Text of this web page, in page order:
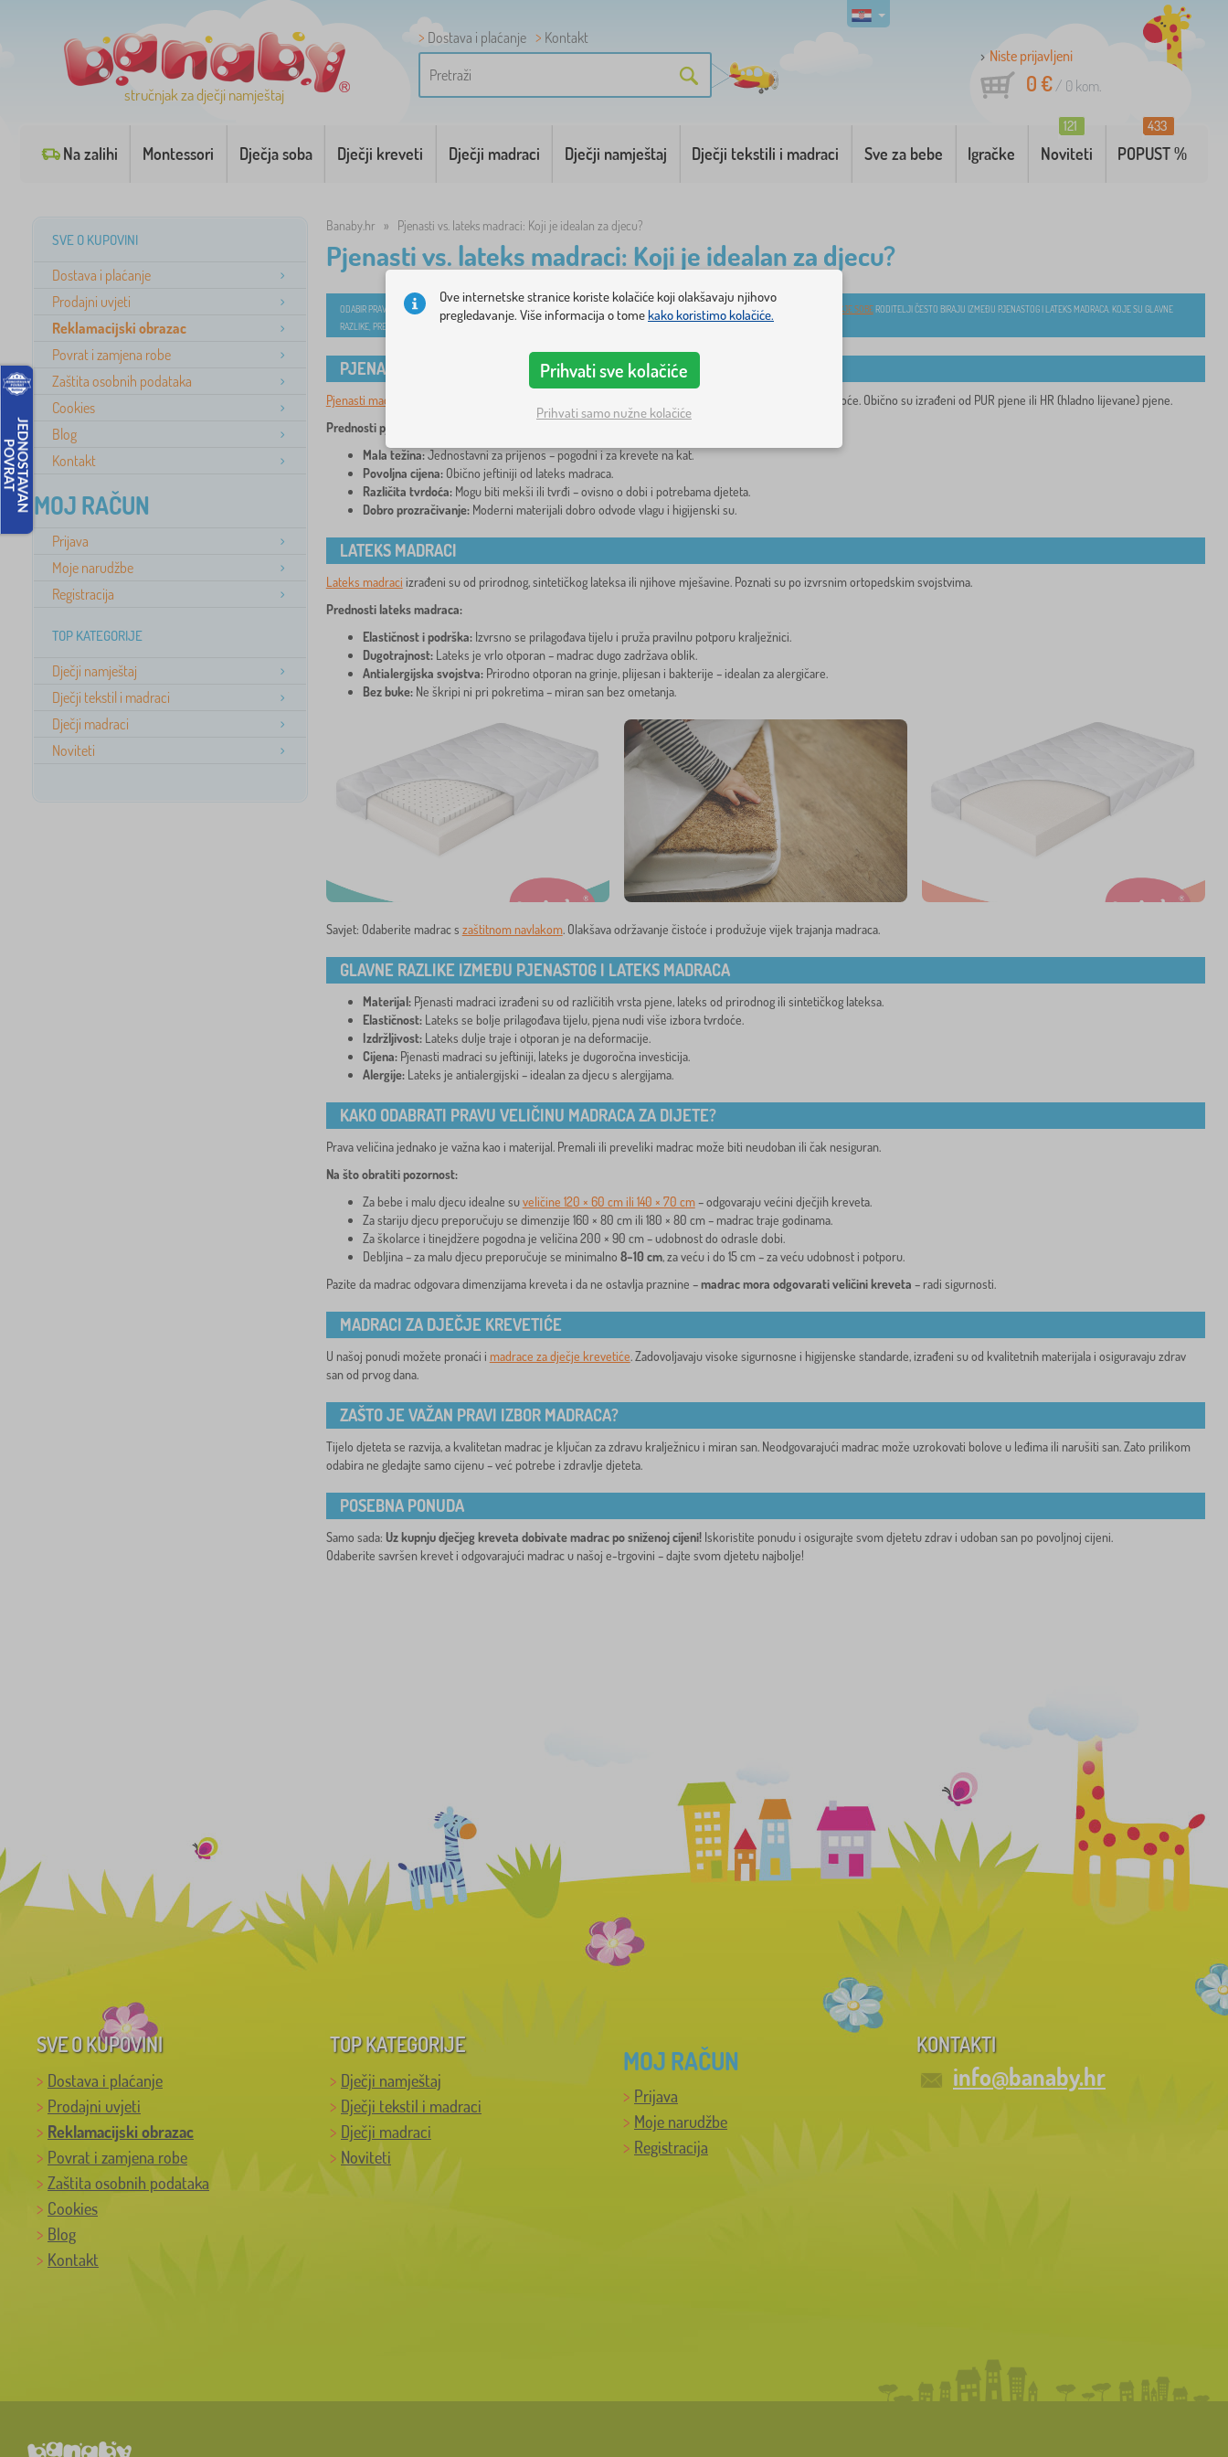
stručnjak za dječji namještaj
Dostava i plaćanje
Kontakt
Niste prijavljeni
0 €/ 0 kom.
Na zalihi Montessori Dječja soba Dječji kreveti Dječji madraci Dječji namještaj Dječji tekstili i madraci Sve za bebe Igračke Noviteti
121
POPUST %
433
SVE O KUPOVINI
Dostava i plaćanje
Prodajni uvjeti
Reklamacijski obrazac
Povrat i zamjena robe
Zaštita osobnih podataka
Cookies
Blog
Kontakt
MOJ RAČUN
Prijava
Moje narudžbe
Registracija
TOP KATEGORIJE
Dječji namještaj
Dječji tekstil i madraci
Dječji madraci
Noviteti
Banaby.hr » Pjenasti vs. lateks madraci: Koji je idealan za djecu?
Pjenasti vs. lateks madraci: Koji je idealan za djecu?
ODABIR PRAVOG MADRACA ZA DIJETE KLJUČAN JE ZA ZDRAV RAST, PRAVILAN RAZVOJ KRALJEŽNICE I UDOBNOST. TIJEKOM OPREMANJA DJEČJE SOBERODITELJI ČESTO BIRAJU IZMEĐU PJENASTOG I LATEKS MADRACA. KOJE SU GLAVNE
RAZLIKE, PREDNOSTI I NA ŠTO OBRATITI PAŽNJU PRILIKOM KUPNJE? SAVJETE DONOSIMO U ČLANKU!
PJENASTI MADRACI
Pjenasti madraci
spadaju među najpopularnije opcije zbog male težine, dostupnosti i velikog izbora tvrdoće. Obično su izrađeni od PUR pjene ili HR (hladno lijevane) pjene.
Prednosti pjenastih madraca:
Mala težina:Jednostavni za prijenos – pogodni i za krevete na kat.
Povoljna cijena:Obično jeftiniji od lateks madraca.
Različita tvrdoća:Mogu biti mekši ili tvrđi – ovisno o dobi i potrebama djeteta.
Dobro prozračivanje:Moderni materijali dobro odvode vlagu i higijenski su.
LATEKS MADRACI
Lateks madraci izrađeni su od prirodnog, sintetičkog lateksa ili njihove mješavine. Poznati su po izvrsnim ortopedskim svojstvima.
Prednosti lateks madraca:
Elastičnost i podrška:Izvrsno se prilagođava tijelu i pruža pravilnu potporu kralježnici.
Dugotrajnost:Lateks je vrlo otporan – madrac dugo zadržava oblik.
Antialergijska svojstva:Prirodno otporan na grinje, plijesan i bakterije – idealan za alergičare.
Bez buke:Ne škripi ni pri pokretima – miran san bez ometanja.
Savjet: Odaberite madrac s zaštitnom navlakom. Olakšava održavanje čistoće i produžuje vijek trajanja madraca.
GLAVNE RAZLIKE IZMEĐU PJENASTOG I LATEKS MADRACA
Materijal:Pjenasti madraci izrađeni su od različitih vrsta pjene, lateks od prirodnog ili sintetičkog lateksa.
Elastičnost:Lateks se bolje prilagođava tijelu, pjena nudi više izbora tvrdoće.
Izdržljivost:Lateks dulje traje i otporan je na deformacije.
Cijena:Pjenasti madraci su jeftiniji, lateks je dugoročna investicija.
Alergije:Lateks je antialergijski – idealan za djecu s alergijama.
KAKO ODABRATI PRAVU VELIČINU MADRACA ZA DIJETE?
Prava veličina jednako je važna kao i materijal. Premali ili preveliki madrac može biti neudoban ili čak nesiguran.
Na što obratiti pozornost:
Za bebe i malu djecu idealne suveličine 120 × 60 cm ili 140 × 70 cm– odgovaraju većini dječjih kreveta.
Za stariju djecu preporučuju se dimenzije 160 × 80 cm ili 180 × 80 cm – madrac traje godinama.
Za školarce i tinejdžere pogodna je veličina 200 × 90 cm – udobnost do odrasle dobi.
Debljina – za malu djecu preporučuje se minimalno 8–10 cm, za veću i do 15 cm – za veću udobnost i potporu.
Pazite da madrac odgovara dimenzijama kreveta i da ne ostavlja praznine –madrac mora odgovarati veličini kreveta – radi sigurnosti.
MADRACI ZA DJEČJE KREVETIĆE
U našoj ponudi možete pronaći i madrace za dječje krevetiće. Zadovoljavaju visoke sigurnosne i higijenske standarde, izrađeni su od kvalitetnih materijala i osiguravaju zdrav
san od prvog dana.
ZAŠTO JE VAŽAN PRAVI IZBOR MADRACA?
Tijelo djeteta se razvija, a kvalitetan madrac je ključan za zdravu kralježnicu i miran san. Neodgovarajući madrac može uzrokovati bolove u leđima ili narušiti san. Zato prilikom
odabira ne gledajte samo cijenu – već potrebe i zdravlje djeteta.
POSEBNA PONUDA
Samo sada: Uz kupnju dječjeg kreveta dobivate madrac po sniženoj cijeni!Iskoristite ponudu i osigurajte svom djetetu zdrav i udoban san po povoljnoj cijeni.
Odaberite savršen krevet i odgovarajući madrac u našoj e-trgovini – dajte svom djetetu najbolje!
SVE O KUPOVINI
Dostava i plaćanje
Prodajni uvjeti
Reklamacijski obrazac
Povrat i zamjena robe
Zaštita osobnih podataka
Cookies
Blog
Kontakt
TOP KATEGORIJE
Dječji namještaj
Dječji tekstil i madraci
Dječji madraci
Noviteti
MOJ RAČUN
Prijava
Moje narudžbe
Registracija
KONTAKTI
info@banaby.hr
Ove internetske stranice koriste kolačiće koji olakšavaju njihovo
pregledavanje. Više informacija o tomekako koristimo kolačiće.
Prihvati sve kolačiće
Prihvati samo nužne kolačiće